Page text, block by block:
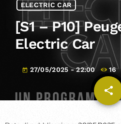
ELECTRIC CAR
[S1 – P10]
Electric Car
today 27/05/2025 - 22:00 16
share
email